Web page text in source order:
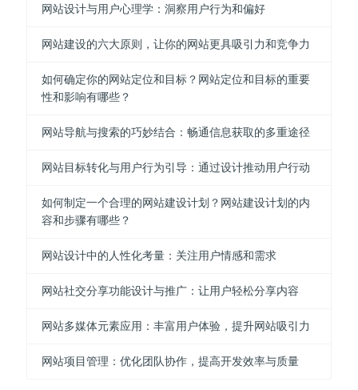
网站设计与用户心理学：洞察用户行为和偏好
网站建设的六大原则，让你的网站更具吸引力和竞争力
如何确定你的网站定位和目标？网站定位和目标的重要
性和影响有哪些？
网站导航与搜索的巧妙结合：畅通信息获取的多重途径
网站目标转化与用户行为引导：通过设计推动用户行动
如何制定一个合理的网站建设计划？网站建设计划的内
容和步骤有哪些？
网站设计中的人性化考量：关注用户情感和需求
网站社交分享功能设计与推广：让用户轻松分享内容
网站多媒体元素应用：丰富用户体验，提升网站吸引力
网站项目管理：优化团队协作，提高开发效率与质量